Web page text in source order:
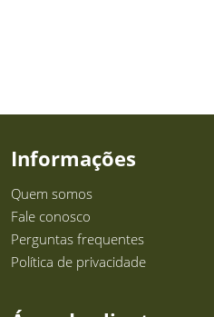
Informações
Quem somos
Fale conosco
Perguntas frequentes
Política de privacidade